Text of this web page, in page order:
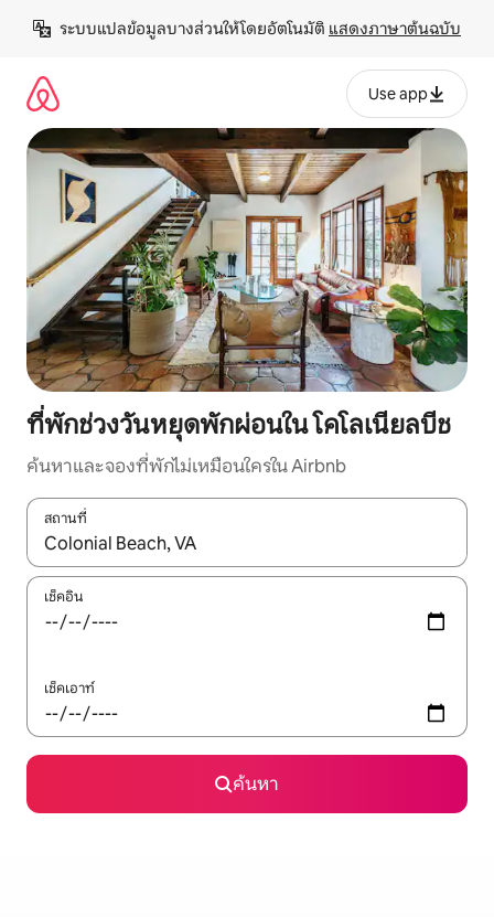
เนื้อหา
ระบบแปลข้อมูลบางส่วนให้โดยอัตโนมัติ แสดงภาษาต้นฉบับ
Use app
ที่พักช่วงวันหยุดพักผ่อนใน โคโลเนียลบีช
ค้นหาและจองที่พักไม่เหมือนใครใน Airbnb
สถานที่
ใช้ลูกศรขึ้นลง หรือใช้การสัมผัสหรือปัด เพื่อสำรวจผลการค้นหา
เช็คอิน
เช็คเอาท์
ค้นหา